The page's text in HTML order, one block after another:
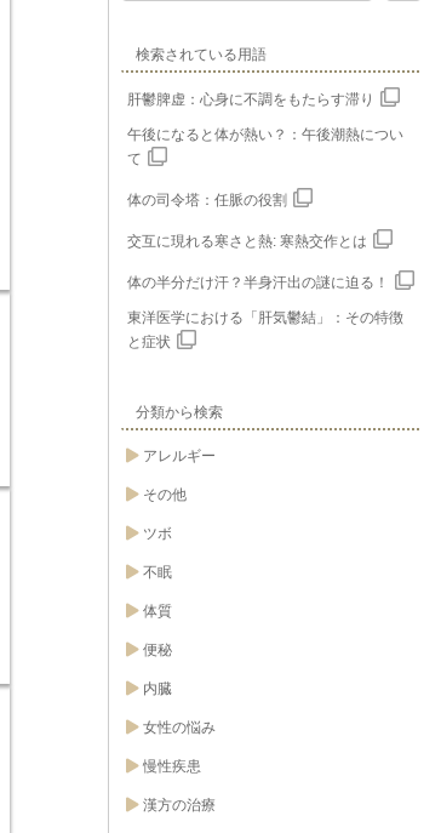
検索されている用語
肝鬱脾虚：心身に不調をもたらす滞り
午後になると体が熱い？：午後潮熱につい
て
体の司令塔：任脈の役割
交互に現れる寒さと熱: 寒熱交作とは
体の半分だけ汗？半身汗出の謎に迫る！
東洋医学における「肝気鬱結」：その特徴
と症状
分類から検索
アレルギー
その他
ツボ
不眠
体質
便秘
内臓
女性の悩み
慢性疾患
漢方の治療